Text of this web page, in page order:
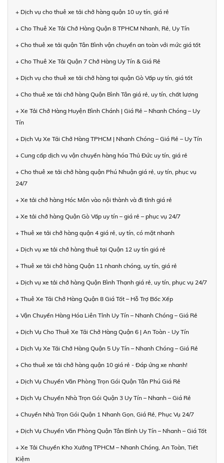
+ Dịch vụ cho thuê xe tải chở hàng quận 10 uy tín, giá rẻ
+ Cho Thuê Xe Tải Chở Hàng Quận 8 TPHCM Nhanh, Rẻ, Uy Tín
+ Cho thuê xe tải quận Tân Bình vận chuyển an toàn với mức giá tốt
+ Cho Thuê Xe Tải Quận 7 Chở Hàng Uy Tín & Giá Rẻ
+ Dịch vụ cho thuê xe tải chở hàng tại quận Gò Vấp uy tín, giá tốt
+ Cho thuê xe tải chở hàng Quận Bình Tân giá rẻ, uy tín, chất lượng
+ Xe Tải Chở Hàng Huyện Bình Chánh | Giá Rẻ – Nhanh Chóng – Uy
Tín
+ Dịch Vụ Xe Tải Chở Hàng TPHCM | Nhanh Chóng – Giá Rẻ – Uy Tín
+ Cung cấp dịch vụ vận chuyển hàng hóa Thủ Đức uy tín, giá rẻ
+ Cho thuê xe tải chở hàng quận Phú Nhuận giá rẻ, uy tín, phục vụ
24/7
+ Xe tải chở hàng Hóc Môn vào nội thành và đi tỉnh giá rẻ
+ Xe tải chở hàng Quận Gò Vấp uy tín – giá rẻ – phục vụ 24/7
+ Thuê xe tải chở hàng quận 4 giá rẻ, uy tín, có mặt nhanh
+ Dịch vụ xe tải chở hàng thuê tại Quận 12 uy tín giá rẻ
+ Thuê xe tải chở hàng Quận 11 nhanh chóng, uy tín, giá rẻ
+ Dịch vụ xe tải chở hàng Quận Bình Thạnh giá rẻ, uy tín, phục vụ 24/7
+ Thuê Xe Tải Chở Hàng Quận 8 Giá Tốt – Hỗ Trợ Bốc Xếp
+ Vận Chuyển Hàng Hóa Liên Tỉnh Uy Tín – Nhanh Chóng – Giá Rẻ
+ Dịch Vụ Cho Thuê Xe Tải Chở Hàng Quận 6 | An Toàn - Uy Tín
+ Dịch Vụ Xe Tải Chở Hàng Quận 5 Uy Tín – Nhanh Chóng – Giá Rẻ
+ Cho thuê xe tải chở hàng quận 10 giá rẻ - Đáp ứng xe nhanh!
+ Dịch Vụ Chuyển Văn Phòng Trọn Gói Quận Tân Phú Giá Rẻ
+ Dịch Vụ Chuyển Nhà Trọn Gói Quận 3 Uy Tín – Nhanh – Giá Rẻ
+ Chuyển Nhà Trọn Gói Quận 1 Nhanh Gọn, Giá Rẻ, Phục Vụ 24/7
+ Dịch Vụ Chuyển Văn Phòng Quận Tân Bình Uy Tín – Nhanh – Giá Tốt
+ Xe Tải Chuyển Kho Xưởng TPHCM – Nhanh Chóng, An Toàn, Tiết
Kiệm